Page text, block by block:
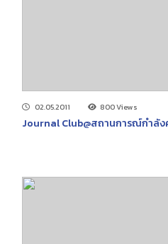
02.05.2011 800 Views
Journal Club@สถานการณ์กำลั